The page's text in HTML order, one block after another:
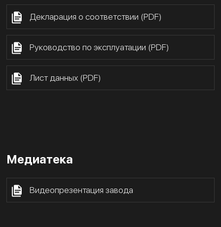
Декларация о соответствии (PDF)
Руководство по эксплуатации (PDF)
Лист данных (PDF)
Медиатека
Видеопрезентация завода